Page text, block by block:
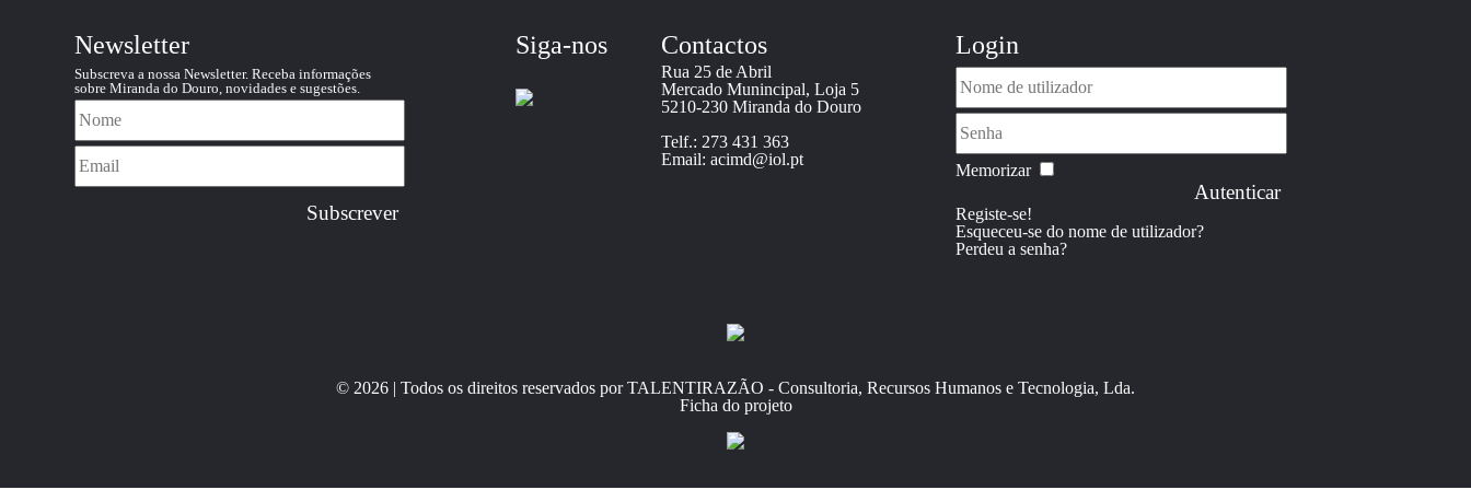
Newsletter
Subscreva a nossa Newsletter. Receba informações
sobre Miranda do Douro, novidades e sugestões.
Siga-nos Contactos
Rua 25 de Abril
Mercado Munincipal, Loja 5
5210-230 Miranda do Douro
Telf.: 273 431 363
Email: acimd@iol.pt
Login
Memorizar
Autenticar
Registe-se!
Esqueceu-se do nome de utilizador?
Perdeu a senha?
© 2026 | Todos os direitos reservados por TALENTIRAZÃO - Consultoria, Recursos Humanos e Tecnologia, Lda.
Ficha do projeto